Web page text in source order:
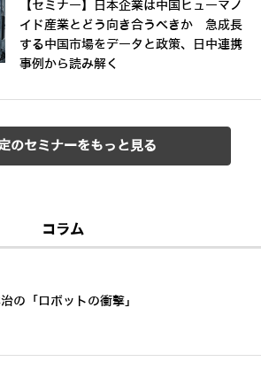
【セミナー】日本企業は中国ヒューマノ
イド産業とどう向き合うべきか 急成長
する中国市場をデータと政策、日中連携
事例から読み解く
のセミナーをもっと見る
コラム
の「ロボットの衝撃」